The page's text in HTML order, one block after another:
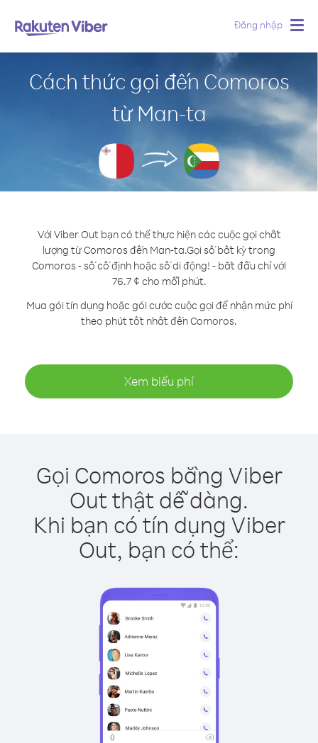
Đăng nhập
Cách thức gọi đến Comoros
từ Man-ta
Với Viber Out bạn có thể thực hiện các cuộc gọi chất
lượng từ Comoros đến Man-ta.Gọi số bất kỳ trong
Comoros - số cố định hoặc số di động! - bắt đầu chỉ với
76.7 ¢ cho mỗi phút.
Mua gói tín dụng hoặc gói cước cuộc gọi để nhận mức phí
theo phút tốt nhất đến Comoros.
Xem biểu phí
Gọi Comoros bằng Viber
Out thật dễ dàng.
Khi bạn có tín dụng Viber
Out, bạn có thể: